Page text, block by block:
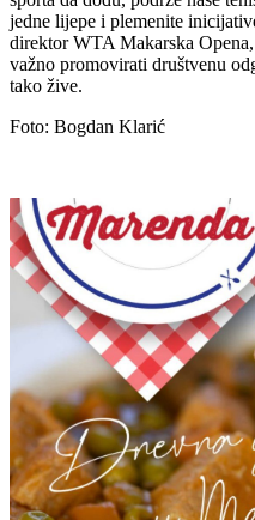
jedne lijepe i plemenite
direktor WTA Makarska
važno promovirati društvenu
tako žive.
Foto: Bogdan Klarić